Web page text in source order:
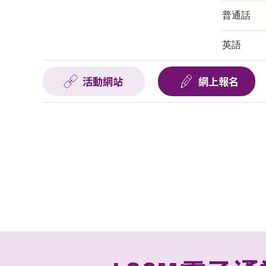
普通話
英語
活動網站 網上報名